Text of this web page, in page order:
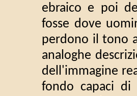
ebraico e poi
fosse dove
perdono il tono
analoghe
dell'immagine
fondo capaci di